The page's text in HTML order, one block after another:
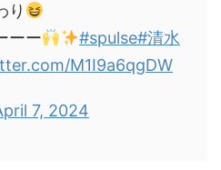
り
ーー
#spulse#清水
M1I9a6qgDW
7, 2024